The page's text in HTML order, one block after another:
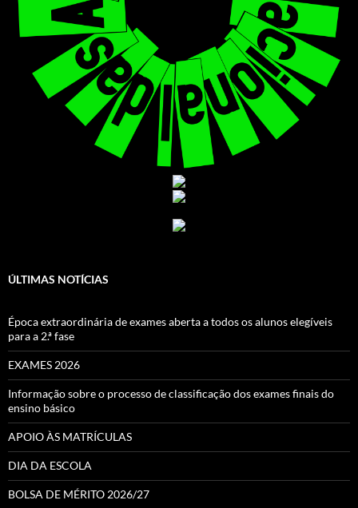
ÚLTIMAS NOTÍCIAS
Época extraordinária de exames aberta a todos os alunos elegíveis
para a 2.ª fase
EXAMES 2026
Informação sobre o processo de classificação dos exames finais do
ensino básico
APOIO ÀS MATRÍCULAS
DIA DA ESCOLA
BOLSA DE MÉRITO 2026/27